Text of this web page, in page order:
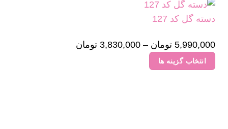
دسته گل کد 127
5,990,000 تومان –
3,830,000 تومان
انتخاب گزینه ها